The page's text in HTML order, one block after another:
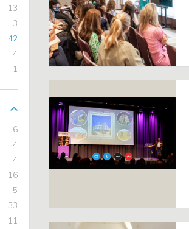
13
3
42
4
1
6
4
4
16
5
33
11